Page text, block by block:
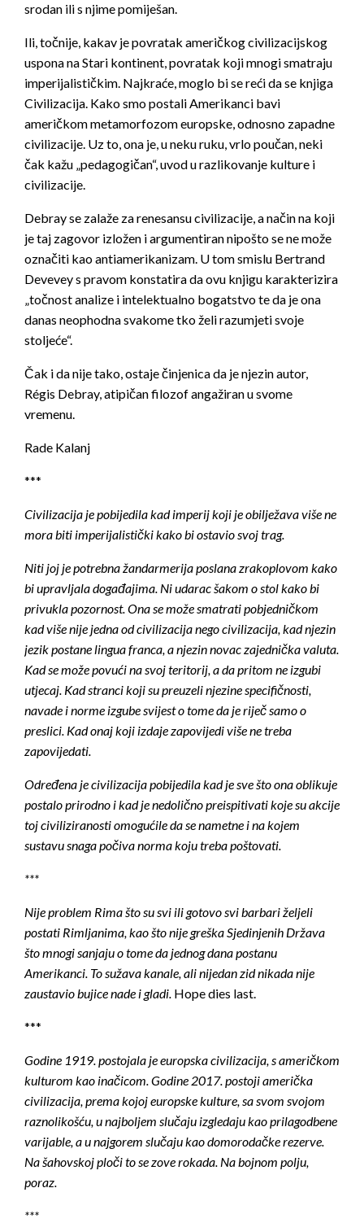
srodan ili s njime pomiješan.
Ili, točnije, kakav je povratak američkog civilizacijskog
uspona na Stari kontinent, povratak koji mnogi smatraju
imperijalističkim. Najkraće, moglo bi se reći da se knjiga
Civilizacija. Kako smo postali Amerikanci bavi
američkom metamorfozom europske, odnosno zapadne
civilizacije. Uz to, ona je, u neku ruku, vrlo poučan, neki
čak kažu „pedagogičan“, uvod u razlikovanje kulture i
civilizacije.
Debray se zalaže za renesansu civilizacije, a način na koji
je taj zagovor izložen i argumentiran nipošto se ne može
označiti kao antiamerikanizam. U tom smislu Bertrand
Devevey s pravom konstatira da ovu knjigu karakterizira
„točnost analize i intelektualno bogatstvo te da je ona
danas neophodna svakome tko želi razumjeti svoje
stoljeće“.
Čak i da nije tako, ostaje činjenica da je njezin autor,
Régis Debray, atipičan filozof angažiran u svome
vremenu.
Rade Kalanj
***
Civilizacija je pobijedila kad imperij koji je obilježava više ne
mora biti imperijalistički kako bi ostavio svoj trag.
Niti joj je potrebna žandarmerija poslana zrakoplovom kako
bi upravljala događajima. Ni udarac šakom o stol kako bi
privukla pozornost. Ona se može smatrati pobjedničkom
kad više nije jedna od civilizacija nego civilizacija, kad njezin
jezik postane lingua franca, a njezin novac zajednička valuta.
Kad se može povući na svoj teritorij, a da pritom ne izgubi
utjecaj. Kad stranci koji su preuzeli njezine specifičnosti,
navade i norme izgube svijest o tome da je riječ samo o
preslici. Kad onaj koji izdaje zapovijedi više ne treba
zapovijedati.
Određena je civilizacija pobijedila kad je sve što ona oblikuje
postalo prirodno i kad je nedolično preispitivati koje su akcije
toj civiliziranosti omogućile da se nametne i na kojem
sustavu snaga počiva norma koju treba poštovati.
***
Nije problem Rima što su svi ili gotovo svi barbari željeli
postati Rimljanima, kao što nije greška Sjedinjenih Država
što mnogi sanjaju o tome da jednog dana postanu
Amerikanci. To sužava kanale, ali nijedan zid nikada nije
zaustavio bujice nade i gladi. Hope dies last.
***
Godine 1919. postojala je europska civilizacija, s američkom
kulturom kao inačicom. Godine 2017. postoji američka
civilizacija, prema kojoj europske kulture, sa svom svojom
raznolikošću, u najboljem slučaju izgledaju kao prilagodbene
varijable, a u najgorem slučaju kao domorodačke rezerve.
Na šahovskoj ploči to se zove rokada. Na bojnom polju,
poraz.
***